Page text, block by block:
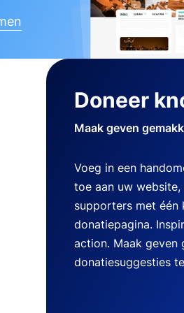
Doneer
Maak geven
Voeg in een
toe aan uw
supporters met één
donatiepagina.
action. Maak
donatiesuggesties